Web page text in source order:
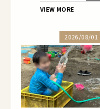
VIEW MORE
2026/08/01